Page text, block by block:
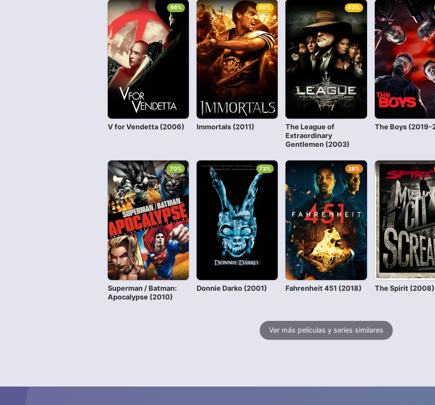
V for Vendetta (2006)
66%
Immortals (2011)
50%
The League of
Extraordinary
Gentlemen (2003)
43%
The Boys (2019-
Superman / Batman:
Apocalypse (2010)
70%
Donnie Darko (2001)
73%
Fahrenheit 451 (2018)
38%
The Spirit (2008)
Ver más películas y series similares